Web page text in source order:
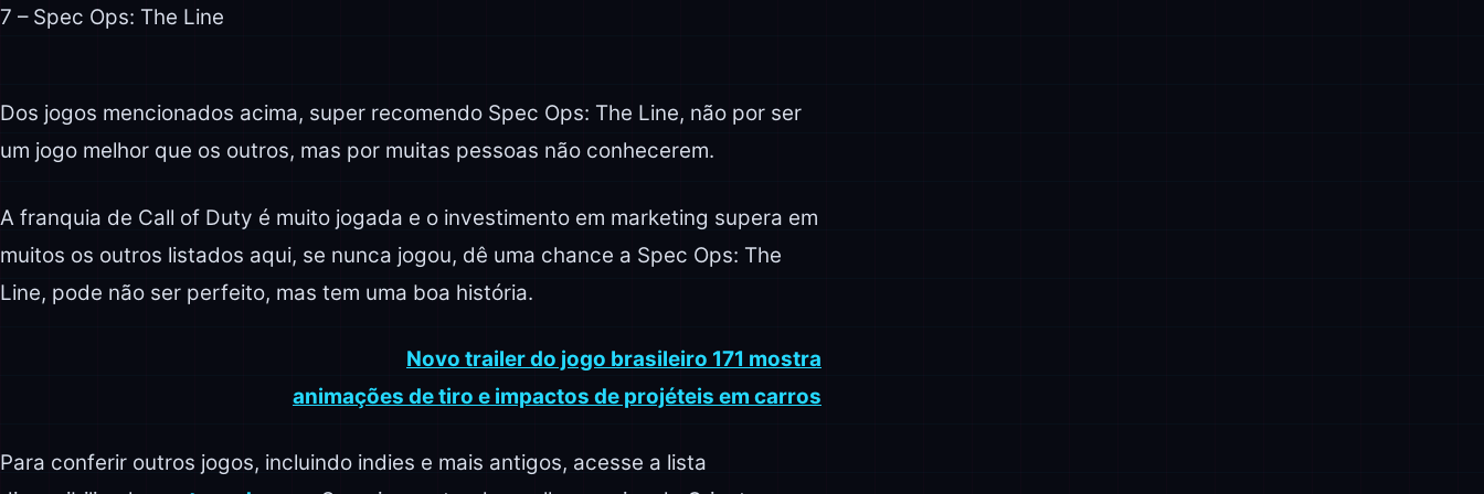
7 – Spec Ops: The Line
Dos jogos mencionados acima, super recomendo Spec Ops: The Line, não por ser
um jogo melhor que os outros, mas por muitas pessoas não conhecerem.
A franquia de Call of Duty é muito jogada e o investimento em marketing supera em
muitos os outros listados aqui, se nunca jogou, dê uma chance a Spec Ops: The
Line, pode não ser perfeito, mas tem uma boa história.
Novo trailer do jogo brasileiro 171 mostra
animações de tiro e impactos de projéteis em carros
Para conferir outros jogos, incluindo indies e mais antigos, acesse a lista